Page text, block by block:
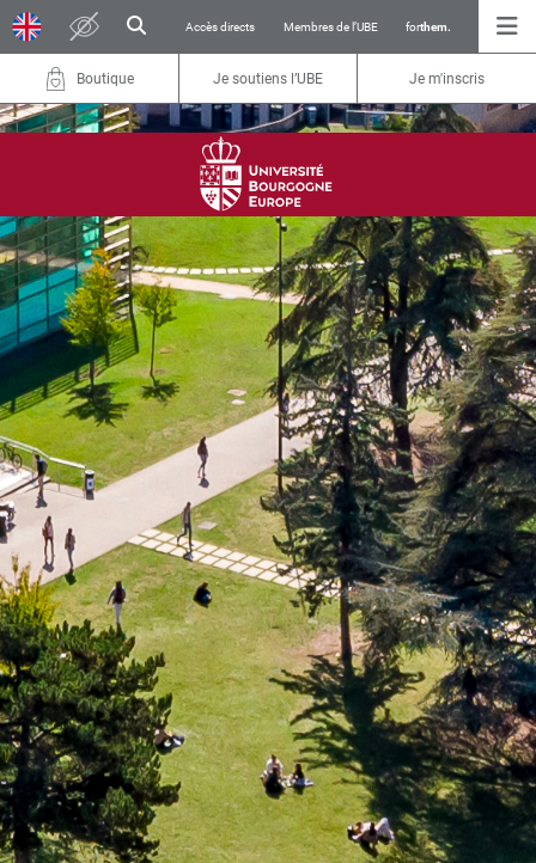
Accès directs Membres de l’UBE forthem.
Boutique Je soutiens l’UBE Je m'inscris